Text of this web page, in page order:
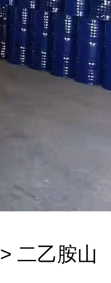
> 二乙胺山